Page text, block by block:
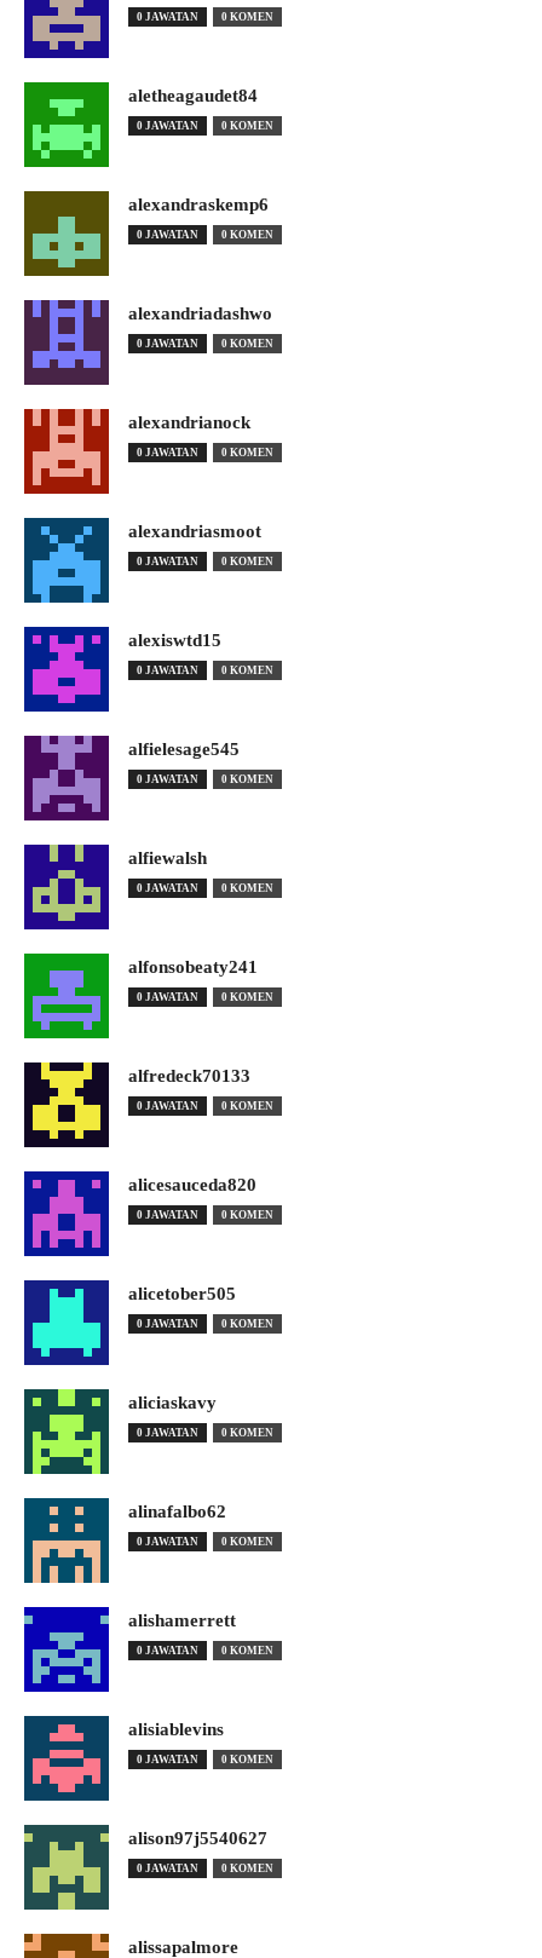
0 JAWATAN 0 KOMEN
aletheagaudet84
0 JAWATAN 0 KOMEN
alexandraskemp6
0 JAWATAN 0 KOMEN
alexandriadashwo
0 JAWATAN 0 KOMEN
alexandrianock
0 JAWATAN 0 KOMEN
alexandriasmoot
0 JAWATAN 0 KOMEN
alexiswtd15
0 JAWATAN 0 KOMEN
alfielesage545
0 JAWATAN 0 KOMEN
alfiewalsh
0 JAWATAN 0 KOMEN
alfonsobeaty241
0 JAWATAN 0 KOMEN
alfredeck70133
0 JAWATAN 0 KOMEN
alicesauceda820
0 JAWATAN 0 KOMEN
alicetober505
0 JAWATAN 0 KOMEN
aliciaskavy
0 JAWATAN 0 KOMEN
alinafalbo62
0 JAWATAN 0 KOMEN
alishamerrett
0 JAWATAN 0 KOMEN
alisiablevins
0 JAWATAN 0 KOMEN
alison97j5540627
0 JAWATAN 0 KOMEN
alissapalmore